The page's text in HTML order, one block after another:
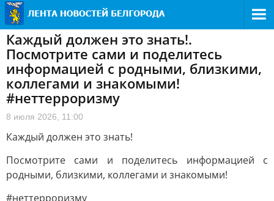
Каждый должен это знать!.
Посмотрите сами и поделитесь
информацией с родными, близкими,
коллегами и знакомыми!
#неттерроризму
8 июля 2026, 11:00
Каждый должен это знать!
Посмотрите сами и поделитесь информацией с
родными, близкими, коллегами и знакомыми!
#неттерроризму